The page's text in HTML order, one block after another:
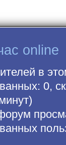
online
в
0,